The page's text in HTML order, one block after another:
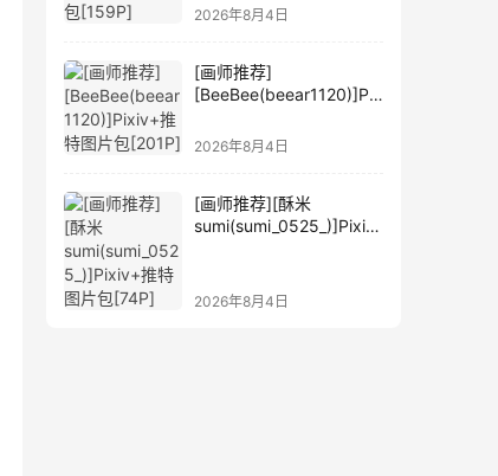
2026年8月4日
[画师推荐]
[BeeBee(beear1120)]Pix
2026年8月4日
[画师推荐][酥米
sumi(sumi_0525_)]Pixiv
2026年8月4日